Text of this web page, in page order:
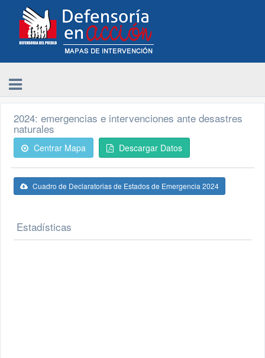
2024: emergencias e intervenciones ante desastres
naturales
Centrar Mapa Descargar Datos
Cuadro de Declaratorias de Estados de Emergencia 2024
Estadísticas